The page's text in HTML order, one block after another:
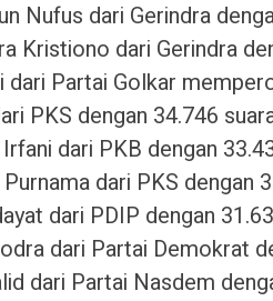
Nufus dari Gerindra
Kristiono dari Gerindra
dari Partai Golkar
PKS dengan 34.746
dari PKB dengan
dari PKS dengan
dari PDIP dengan
dari Partai Demokrat
dari Partai Nasdem